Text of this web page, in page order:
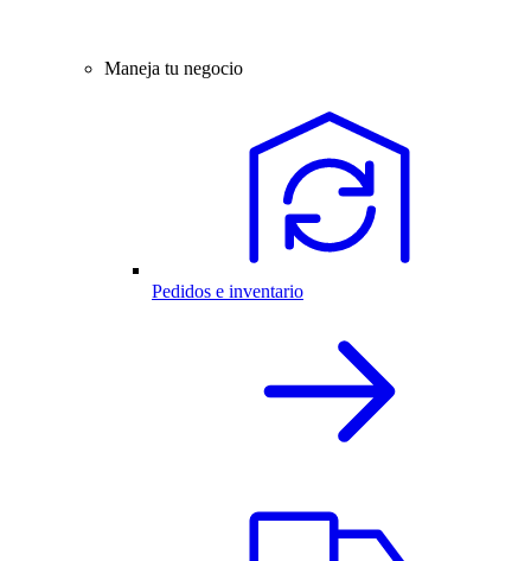
Maneja tu negocio
Pedidos e inventario